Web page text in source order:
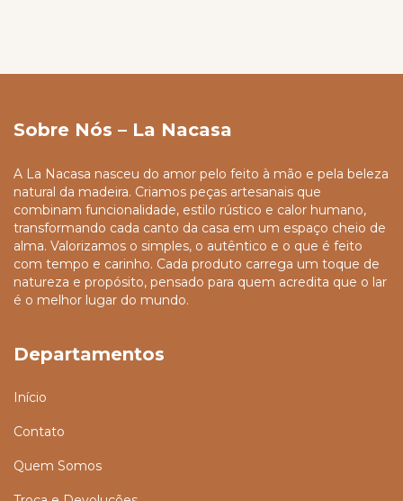
Sobre Nós – La Nacasa
A La Nacasa nasceu do amor pelo feito à mão e pela beleza
natural da madeira. Criamos peças artesanais que
combinam funcionalidade, estilo rústico e calor humano,
transformando cada canto da casa em um espaço cheio de
alma. Valorizamos o simples, o autêntico e o que é feito
com tempo e carinho. Cada produto carrega um toque de
natureza e propósito, pensado para quem acredita que o lar
é o melhor lugar do mundo.
Departamentos
Início
Contato
Quem Somos